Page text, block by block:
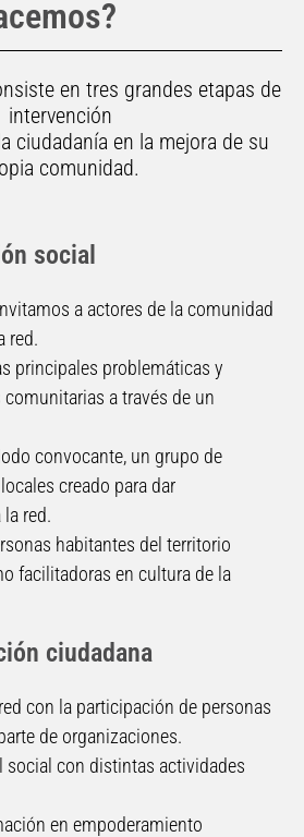
en tres grandes etapas de
intervención
ciudadanía en la mejora de su
comunidad.
social
a actores de la comunidad
red.
principales problemáticas y
a través de un
convocante, un grupo de
creado para dar
red.
habitantes del territorio
facilitadoras en cultura de la
ciudadana
con la participación de personas
de organizaciones.
social con distintas actividades
en empoderamiento